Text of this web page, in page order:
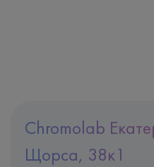
Chromolab
Щорса, 38к1